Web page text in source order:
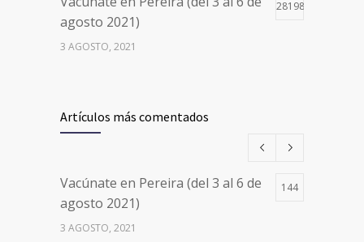
agosto 2021)
28198
3 AGOSTO, 2021
de agosto 2021) mayores de 20
años
Números de Teléfono y Horarios
de Atención para pedir Citas
Médicas en los 5 departamentos
Artículos más comentados
Vacúnate en Pereira (del 3 al 6 de
agosto 2021)
144
3 AGOSTO, 2021